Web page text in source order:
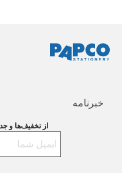
خبرنامه
از تخفیف‌ها و